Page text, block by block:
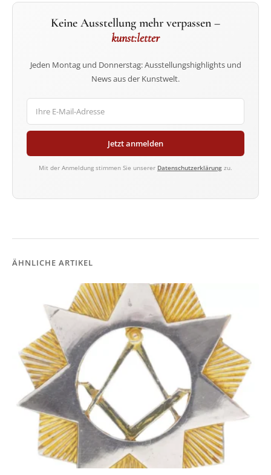
Keine Ausstellung mehr verpassen –
kunst:letter
Jeden Montag und Donnerstag: Ausstellungshighlights und
News aus der Kunstwelt.
Jetzt anmelden
Mit der Anmeldung stimmen Sie unserer Datenschutzerklärung zu.
ÄHNLICHE ARTIKEL